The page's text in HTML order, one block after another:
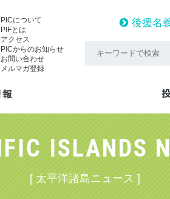
PICについて
PIFとは
アクセス
PICからのお知らせ
お問い合わせ
メルマガ登録
後援名
ISLANDS
[ 太平洋諸島ニュース ]